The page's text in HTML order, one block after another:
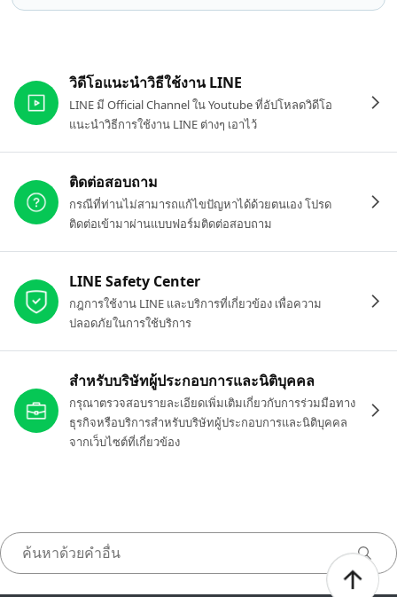
วิดีโอแนะนำวิธีใช้งาน LINE
LINE มี Official Channel ใน Youtube ที่อัปโหลดวิดีโอ
แนะนำวิธีการใช้งาน LINE ต่างๆ เอาไว้
ติดต่อสอบถาม
กรณีที่ท่านไม่สามารถแก้ไขปัญหาได้ด้วยตนเอง โปรด
ติดต่อเข้ามาผ่านแบบฟอร์มติดต่อสอบถาม
LINE Safety Center
กฎการใช้งาน LINE และบริการที่เกี่ยวข้อง เพื่อความ
ปลอดภัยในการใช้บริการ
สำหรับบริษัทผู้ประกอบการและนิติบุคคล
กรุณาตรวจสอบรายละเอียดเพิ่มเติมเกี่ยวกับการร่วมมือทาง
ธุรกิจหรือบริการสำหรับบริษัทผู้ประกอบการและนิติบุคคล
จากเว็บไซต์ที่เกี่ยวข้อง